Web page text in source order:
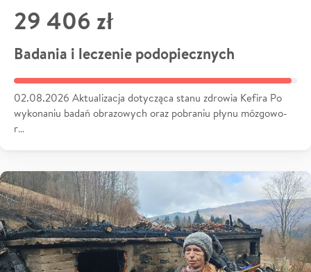
29 406 zł
Badania i leczenie podopiecznych
02.08.2026 Aktualizacja dotycząca stanu zdrowia Kefira Po
wykonaniu badań obrazowych oraz pobraniu płynu mózgowo-
r…